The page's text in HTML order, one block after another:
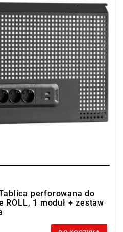
Tablica perforowana do
1 moduł + zestaw